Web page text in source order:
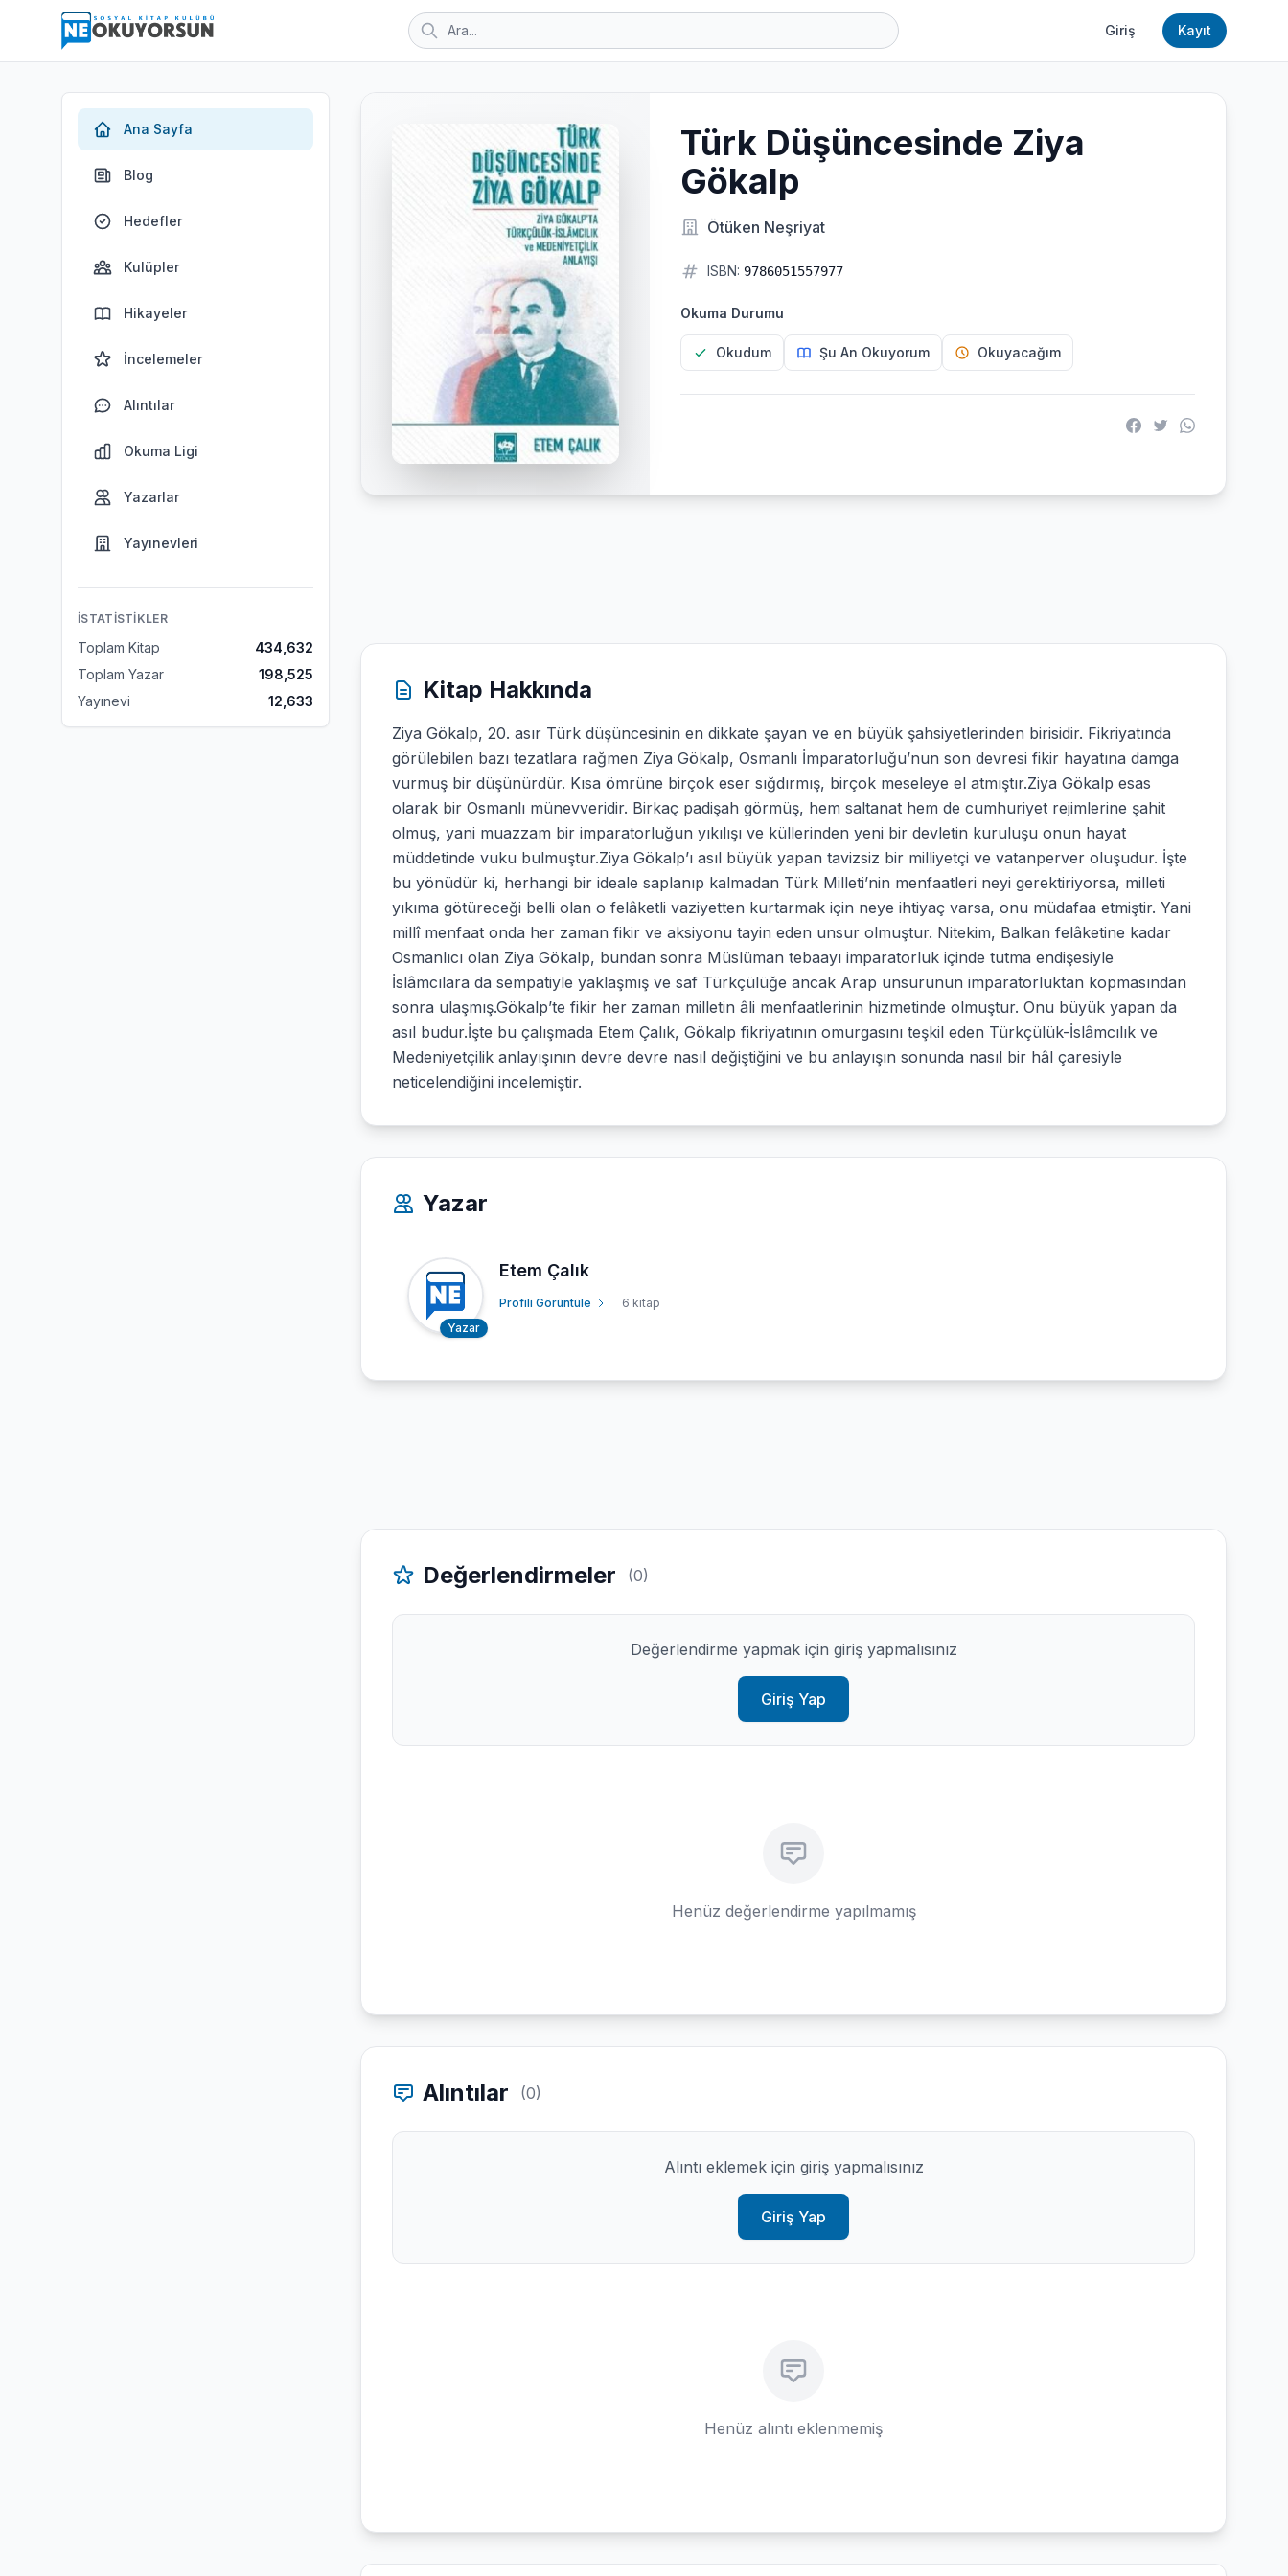
Giriş Kayıt
Ana Sayfa
Blog
Hedefler
Kulüpler
Hikayeler
İncelemeler
Alıntılar
Okuma Ligi
Yazarlar
Yayınevleri
İSTATISTIKLER
Toplam Kitap
434,632
Toplam Yazar
198,525
Yayınevi
12,633
Türk Düşüncesinde Ziya
Gökalp
Ötüken Neşriyat
ISBN: 9786051557977
Okuma Durumu
Okudum Şu An Okuyorum Okuyacağım
Kitap Hakkında
Ziya Gökalp, 20. asır Türk düşüncesinin en dikkate şayan ve en büyük şahsiyetlerinden birisidir. Fikriyatında
görülebilen bazı tezatlara rağmen Ziya Gökalp, Osmanlı İmparatorluğu’nun son devresi fikir hayatına damga
vurmuş bir düşünürdür. Kısa ömrüne birçok eser sığdırmış, birçok meseleye el atmıştır.Ziya Gökalp esas
olarak bir Osmanlı münevveridir. Birkaç padişah görmüş, hem saltanat hem de cumhuriyet rejimlerine şahit
olmuş, yani muazzam bir imparatorluğun yıkılışı ve küllerinden yeni bir devletin kuruluşu onun hayat
müddetinde vuku bulmuştur.Ziya Gökalp’ı asıl büyük yapan tavizsiz bir milliyetçi ve vatanperver oluşudur. İşte
bu yönüdür ki, herhangi bir ideale saplanıp kalmadan Türk Milleti’nin menfaatleri neyi gerektiriyorsa, milleti
yıkıma götüreceği belli olan o felâketli vaziyetten kurtarmak için neye ihtiyaç varsa, onu müdafaa etmiştir. Yani
millî menfaat onda her zaman fikir ve aksiyonu tayin eden unsur olmuştur. Nitekim, Balkan felâketine kadar
Osmanlıcı olan Ziya Gökalp, bundan sonra Müslüman tebaayı imparatorluk içinde tutma endişesiyle
İslâmcılara da sempatiyle yaklaşmış ve saf Türkçülüğe ancak Arap unsurunun imparatorluktan kopmasından
sonra ulaşmış.Gökalp’te fikir her zaman milletin âli menfaatlerinin hizmetinde olmuştur. Onu büyük yapan da
asıl budur.İşte bu çalışmada Etem Çalık, Gökalp fikriyatının omurgasını teşkil eden Türkçülük-İslâmcılık ve
Medeniyetçilik anlayışının devre devre nasıl değiştiğini ve bu anlayışın sonunda nasıl bir hâl çaresiyle
neticelendiğini incelemiştir.
Yazar
Yazar
Etem Çalık
Profili Görüntüle 6 kitap
Değerlendirmeler (0)
Değerlendirme yapmak için giriş yapmalısınız
Giriş Yap
Henüz değerlendirme yapılmamış
Alıntılar (0)
Alıntı eklemek için giriş yapmalısınız
Giriş Yap
Henüz alıntı eklenmemiş